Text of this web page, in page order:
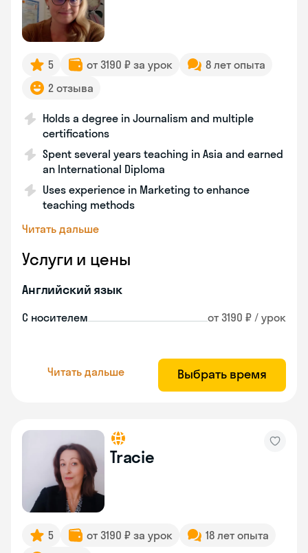
5 от 3190 ₽ за урок
8 лет опыта
2 отзыва
Holds a degree in Journalism and multiple
certifications
Spent several years teaching in Asia and earned
an International Diploma
Uses experience in Marketing to enhance
teaching methods
Читать дальше
Услуги и цены
Английский язык
С носителем от 3190 ₽ / урок
Читать дальше Выбрать время
Tracie
5 от 3190 ₽ за урок
18 лет опыта